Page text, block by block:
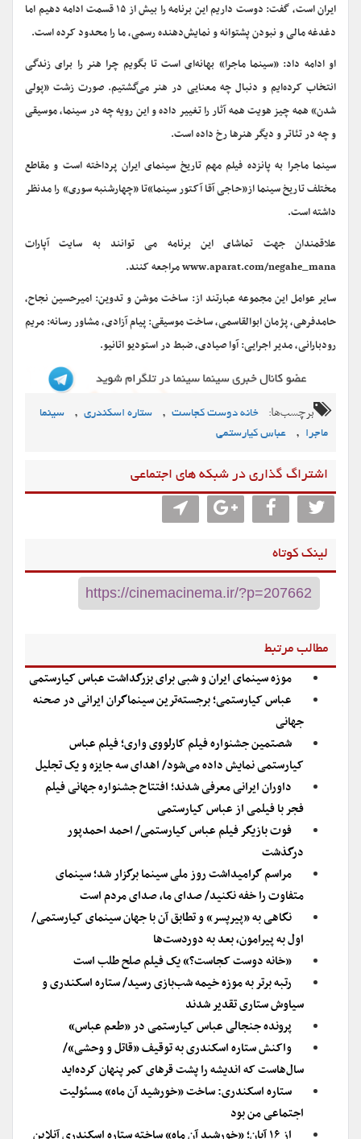
ایران است، گفت: دوست داریم این برنامه را بیش از ۱۵ قسمت ادامه دهیم اما
دغدغه مالی و نبودن پشتوانه و نمایش‌دهنده رسمی، ما را محدود کرده است.
او ادامه داد: «سینما ماجرا» بهانه‌ای است تا بگویم چرا هنر را برای زندگی
انتخاب کرده‌ایم و دنبال چه معنایی در هنر می‌گشتیم. صورت زشت «پولی
شدن» همه چیز هویت همه آثار را تغییر داده و این رویه چه در سینما، موسیقی
و چه در تئاتر و دیگر هنرها رخ داده است.
سینما ماجرا به پانزده فیلم مهم تاریخ سینمای ایران پرداخته‌ است و مقاطع
مختلف تاریخ سینما از«حاجی آقا آکتور سینما»تا «چهارشنبه سوری» را مدنظر
داشته است.
علاقمندان جهت تماشای این برنامه می توانند به سایت آپارات
www.aparat.com/negahe_mana مراجعه کنند.
سایر عوامل این مجموعه عبارتند از: ساخت موشن و تدوین: امیرحسین نجاح،
حامدفرهی، پژمان ابوالقاسمی، ساخت موسیقی: پیام آزادی، مشاور رسانه: مریم
رودبارانی، مدیر اجرایی: آوا صیادی، ضبط در استودیو اتانیو.
برچسب‌ها: خانه دوست کجاست , ستاره اسکندری ,
سینما
ماجرا , عباس کیارستمی
اشتراگ گذاری در شبکه های اجتماعی
لینک کوتاه
مطالب مرتبط
موزه سینمای ایران و شبی برای بزرگداشت عباس کیارستمی
عباس کیارستمی؛ برجسته‌ترین سینماگران ایرانی در صحنه
جهانی
شصتمین جشنواره فیلم کارلووی واری؛ فیلم عباس
کیارستمی نمایش داده می‌شود/ اهدای سه جایزه و یک تجلیل
داوران ایرانی معرفی شدند؛ افتتاح جشنواره جهانی فیلم
فجر با فیلمی از عباس کیارستمی
فوت بازیگر فیلم عباس کیارستمی/ احمد احمدپور
درگذشت
مراسم گرامیداشت روز ملی سینما برگزار شد؛ سینمای
متفاوت را خفه نکنید/ صدای ما، صدای مردم است
نگاهی به «پیرپسر» و تطابق آن با جهان سینمای کیارستمی/
اول به پیرامون، بعد به دوردست‌ها
«خانه دوست کجاست؟» یک فیلم صلح طلب است
رتبه برتر به موزه خیمه شب‌بازی رسید/ ستاره اسکندری و
سیاوش ستاری تقدیر شدند
پرونده جنجالی عباس کیارستمی در «طعم عباس»
واکنش ستاره اسکندری به توقیف «قاتل و وحشی»/
سال‌هاست که اندیشه را پشت قرهای کمر پنهان کرده‌اید
ستاره اسکندری: ساخت «خورشید آن ماه» مسئولیت
اجتماعی من بود